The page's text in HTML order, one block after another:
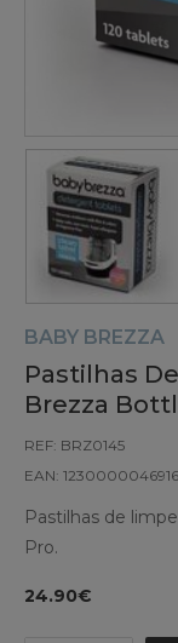
BABY BREZZA
Pastilhas
Brezza
REF: BRZ0145
EAN: 1230000046916
Pastilhas de
Pro.
24.90€